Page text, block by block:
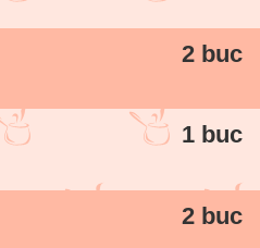
2 buc
1 buc
2 buc